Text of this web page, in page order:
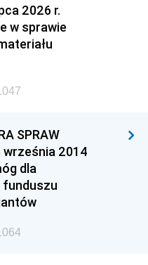
2026 r.
w sprawie
SPRAW
września 2014
dla